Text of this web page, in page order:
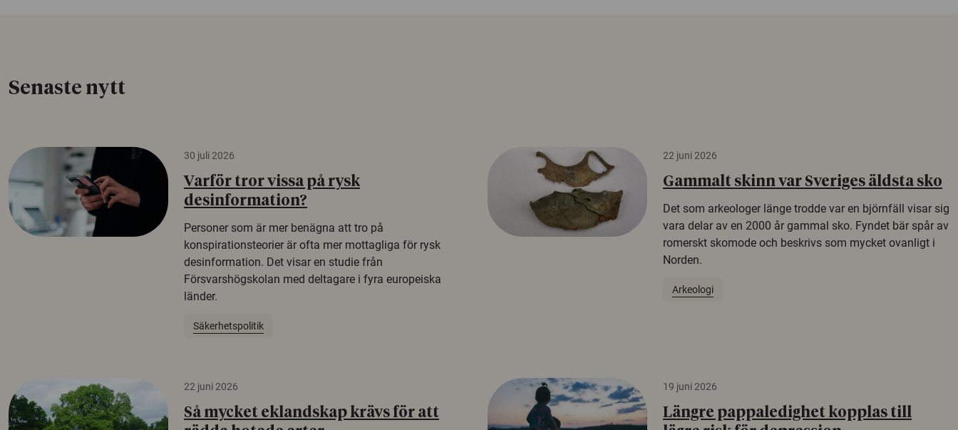
Senaste nytt
30 juli 2026
Varför tror vissa på rysk
desinformation?
Personer som är mer benägna att tro på
konspirationsteorier är ofta mer mottagliga för rysk
desinformation. Det visar en studie från
Försvarshögskolan med deltagare i fyra europeiska
länder.
Säkerhetspolitik
22 juni 2026
Gammalt skinn var Sveriges äldsta sko
Det som arkeologer länge trodde var en björnfäll visar sig
vara delar av en 2000 år gammal sko. Fyndet bär spår av
romerskt skomode och beskrivs som mycket ovanligt i
Norden.
Arkeologi
22 juni 2026
Så mycket eklandskap krävs för att
19 juni 2026
Längre pappaledighet kopplas till